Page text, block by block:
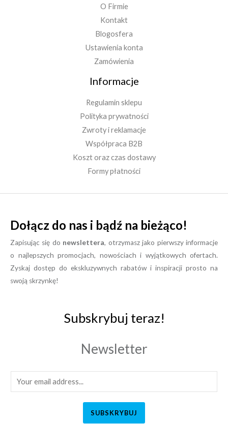
O Firmie
Kontakt
Blogosfera
Ustawienia konta
Zamówienia
Informacje
Regulamin sklepu
Polityka prywatności
Zwroty i reklamacje
Współpraca B2B
Koszt oraz czas dostawy
Formy płatności
Dołącz do nas i bądź na bieżąco!
Zapisując się do newslettera, otrzymasz jako pierwszy informacje
o najlepszych promocjach, nowościach i wyjątkowych ofertach.
Zyskaj dostęp do ekskluzywnych rabatów i inspiracji prosto na
swoją skrzynkę!
Subskrybuj teraz!
Newsletter
SUBSKRYBUJ